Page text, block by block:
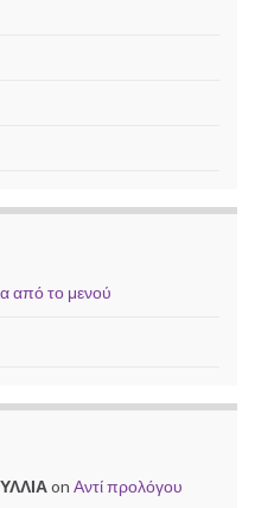
από το μενού
on Αντί προλόγου